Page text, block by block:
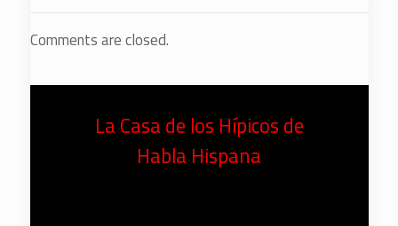
Comments are closed.
La Casa de los Hípicos de
Habla Hispana